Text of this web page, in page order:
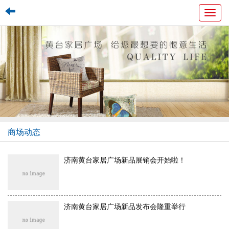
商场动态
济南黄台家居广场新品展销会开始啦！
济南黄台家居广场新品发布会隆重举行